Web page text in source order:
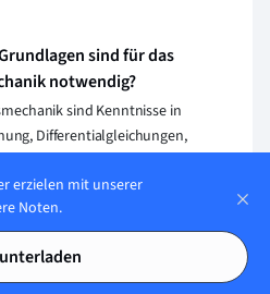
sind für das
notwendig?
sind Kenntnisse in
Differentialgleichungen,
und Hamilton-Mechanik, sind
Grundlagen.
in meiner beruflichen
erzielen mit unserer
Noten.